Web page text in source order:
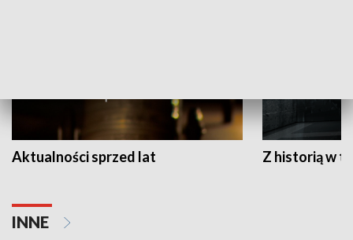
Aktualności sprzed lat Z historią w
INNE